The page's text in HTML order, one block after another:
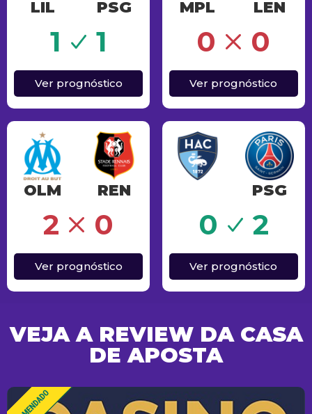
LIL PSG
1 1
Ver prognóstico
MPL LEN
0
Erro 0
Ver prognóstico
OLM REN
2 0
Ver prognóstico
PSG
0
Sucesso 2
Ver prognóstico
VEJA A REVIEW DA CASA
DE APOSTA